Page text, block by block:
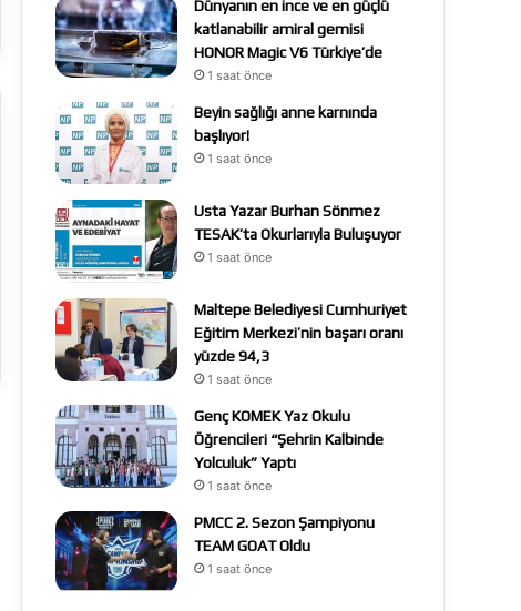
Dünyanın en ince ve en güçlü
katlanabilir amiral gemisi
HONOR Magic V6 Türkiye’de
1 saat önce
Beyin sağlığı anne karnında
başlıyor!
1 saat önce
Usta Yazar Burhan Sönmez
TESAK’ta Okurlarıyla Buluşuyor
1 saat önce
Maltepe Belediyesi Cumhuriyet
Eğitim Merkezi’nin başarı oranı
yüzde 94,3
1 saat önce
Genç KOMEK Yaz Okulu
Öğrencileri “Şehrin Kalbinde
Yolculuk” Yaptı
1 saat önce
PMCC 2. Sezon Şampiyonu
TEAM GOAT Oldu
1 saat önce